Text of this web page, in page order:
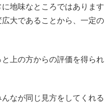
地味なところではあります
大であることから、一定の
上の方からの評価を得られ
なが同じ見方をしてくれる